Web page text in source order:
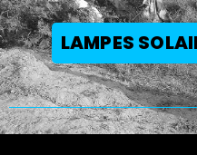
LAMPES